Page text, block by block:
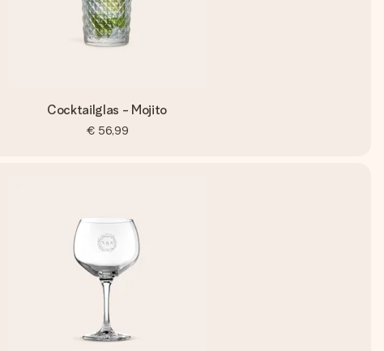
Cocktailglas - Mojito
€ 56,99